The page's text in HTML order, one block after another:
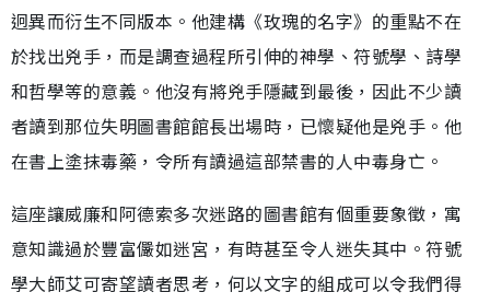
迥異而衍生不同版本。他建構《玫瑰的名字》的重點不在
於找出兇手，而是調查過程所引伸的神學、符號學、詩學
和哲學等的意義。他沒有將兇手隱藏到最後，因此不少讀
者讀到那位失明圖書館館長出場時，已懷疑他是兇手。他
在書上塗抹毒藥，令所有讀過這部禁書的人中毒身亡。
這座讓威廉和阿德索多次迷路的圖書館有個重要象徵，寓
意知識過於豐富儼如迷宮，有時甚至令人迷失其中。符號
學大師艾可寄望讀者思考，何以文字的組成可以令我們得